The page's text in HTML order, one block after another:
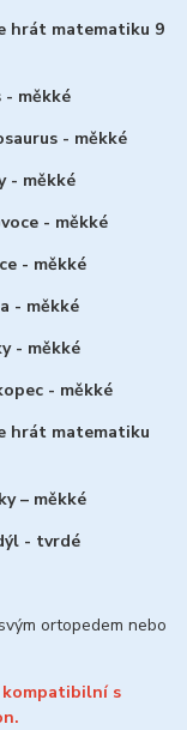
hrát matematiku 9
měkké
- měkké
- měkké
- měkké
- měkké
- měkké
- měkké
- měkké
hrát matematiku
– měkké
- tvrdé
ortopedem nebo
kompatibilní s